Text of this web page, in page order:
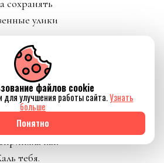
сохранять
улики
о
о
как
тебя.
файлов cookie
для улучшения работы сайта.Узнать
больше
Понятно